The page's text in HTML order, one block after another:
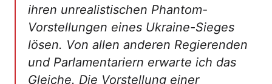
ihren unrealistischen Phantom-
Vorstellungen eines Ukraine-Sieges
lösen. Von allen anderen Regierenden
und Parlamentariern erwarte ich das
Gleiche. Die Vorstellung einer